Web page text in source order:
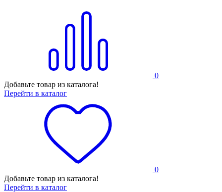
0
Добавьте товар из каталога!
Перейти в каталог
0
Добавьте товар из каталога!
Перейти в каталог